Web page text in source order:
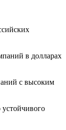
в долларах
с высоким